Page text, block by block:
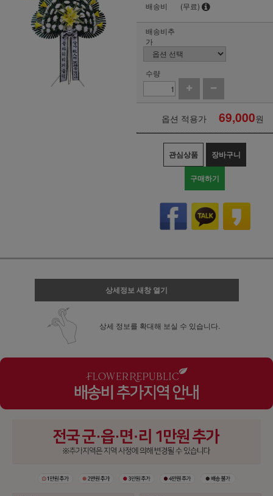
배송비
(무료)
배송비추
가
수량
옵션 적용가 69,000원
관심상품 장바구니
구매하기
상세정보 새창 열기
상세 정보를 확대해 보실 수 있습니다.